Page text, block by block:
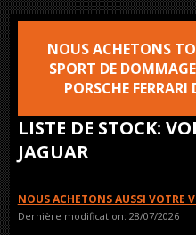
LISTE DE STOCK:
JAGUAR
NOUS ACHETONS
SPORT DE
PORSCHE
NOUS ACHETONS AUSSI VOTRE
Dernière modification: 28/07/2026